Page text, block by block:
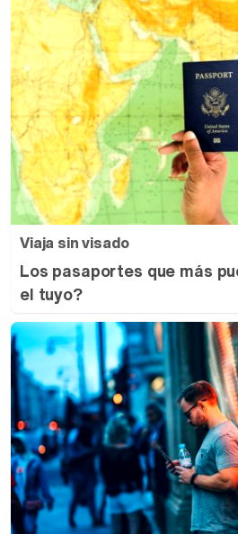
Viaja sin visado
Los pasaportes que más
el tuyo?